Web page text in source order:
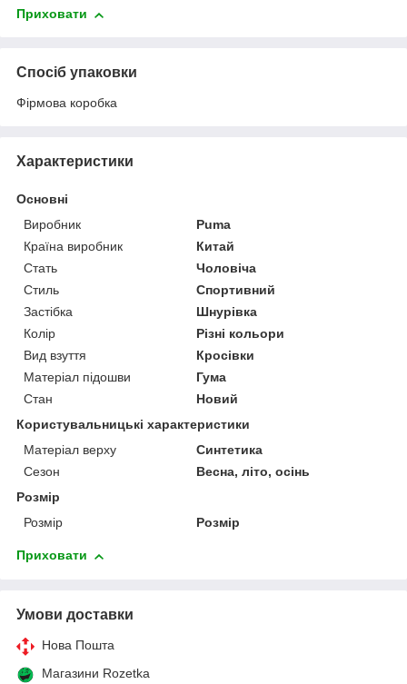
Приховати
Спосіб упаковки
Фірмова коробка
Характеристики
Основні
Виробник
Puma
Країна виробник
Китай
Стать
Чоловіча
Стиль
Спортивний
Застібка
Шнурівка
Колір
Різні кольори
Вид взуття
Кросівки
Матеріал підошви
Гума
Стан
Новий
Користувальницькі характеристики
Матеріал верху
Синтетика
Сезон
Весна, літо, осінь
Розмір
Розмір
Розмір
Приховати
Умови доставки
Нова Пошта
Магазини Rozetka